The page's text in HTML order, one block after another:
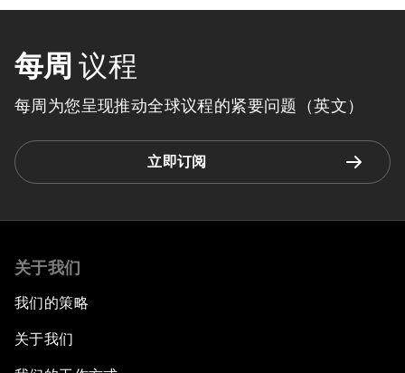
每周 议程
每周为您呈现推动全球议程的紧要问题（英文）
立即订阅
关于我们
我们的策略
关于我们